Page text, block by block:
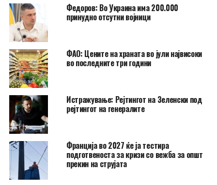
Федоров: Во Украина има 200.000
принудно отсутни војници
ФАО: Цените на храната во јули највисоки
во последните три години
Истражување: Рејтингот на Зеленски под
рејтингот на генералите
Франција во 2027 ќе ја тестира
подготвеноста за кризи со вежба за општ
прекин на струјата